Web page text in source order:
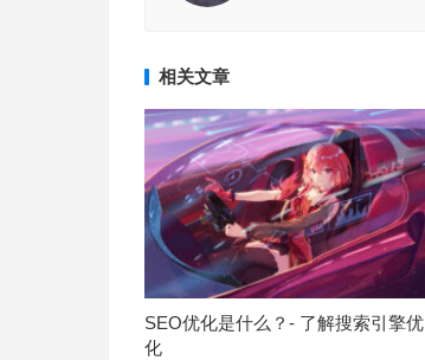
相关文章
SEO优化是什么？- 了解搜索引擎优
化